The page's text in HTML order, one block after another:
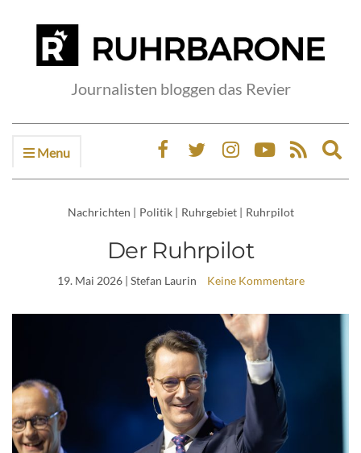
Journalisten bloggen das Revier
Menu
Nachrichten | Politik | Ruhrgebiet | Ruhrpilot
Der Ruhrpilot
19. Mai 2026| Stefan Laurin Keine Kommentare